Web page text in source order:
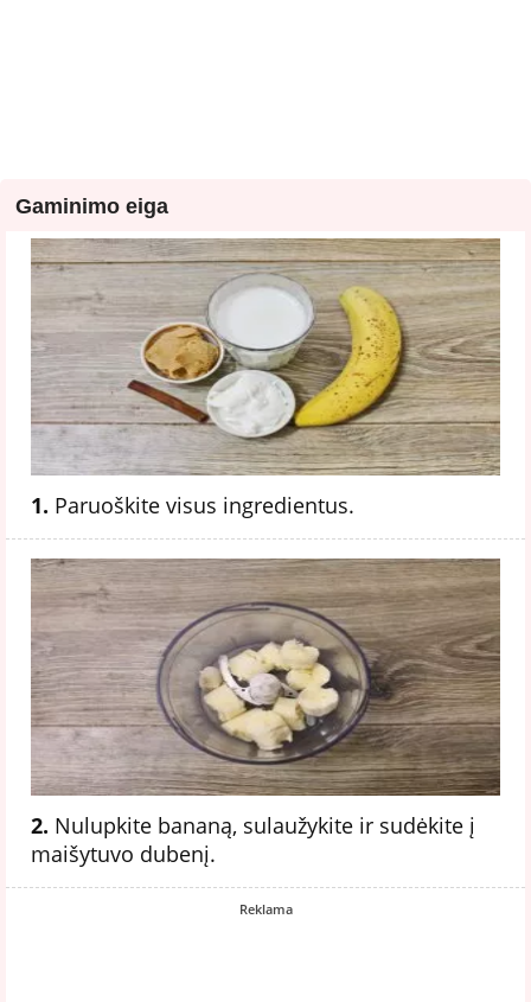
Gaminimo eiga
1. Paruoškite visus ingredientus.
2. Nulupkite bananą, sulaužykite ir sudėkite į
maišytuvo dubenį.
Reklama